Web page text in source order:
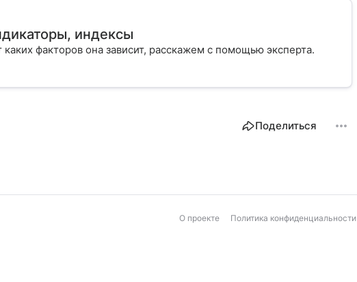
индексы
каких факторов она зависит, расскажем с помощью эксперта.
Поделиться
О проекте Политика конфиденциальности